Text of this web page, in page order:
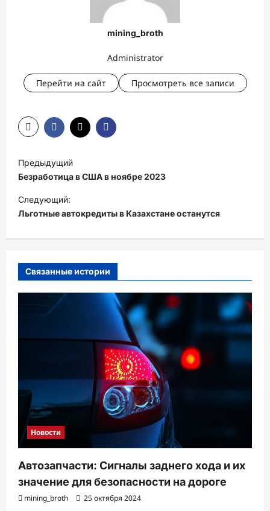
mining_broth
Administrator
Перейти на сайт Просмотреть все записи
а
в
и
ц
а
и
с
Предыдущий
Безработица в США в ноябре 2023
Следующий:
Льготные автокредиты в Казахстане останутся
Связанные истории
Новости
Автозапчасти: Сигналы заднего хода и их
значение для безопасности на дороге
mining_broth 25 октября 2024